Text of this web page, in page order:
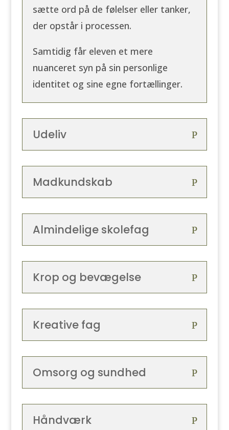
sætte ord på de følelser eller tanker,
der opstår i processen.
Samtidig får eleven et mere
nuanceret syn på sin personlige
identitet og sine egne fortællinger.
Udeliv
Madkundskab
Almindelige skolefag
Krop og bevægelse
Kreative fag
Omsorg og sundhed
Håndværk